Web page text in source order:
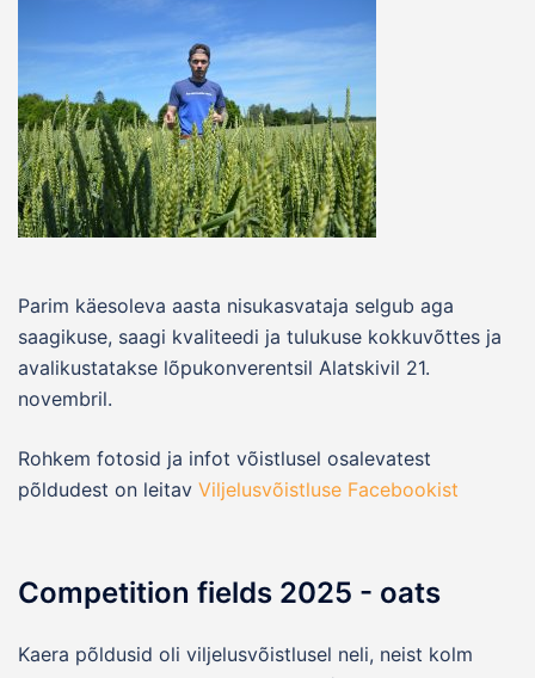
Parim käesoleva aasta nisukasvataja selgub aga
saagikuse, saagi kvaliteedi ja tulukuse kokkuvõttes ja
avalikustatakse lõpukonverentsil Alatskivil 21.
novembril.
Rohkem fotosid ja infot võistlusel osalevatest
põldudest on leitav Viljelusvõistluse Facebookist
Competition fields 2025 - oats
Kaera põldusid oli viljelusvõistlusel neli, neist kolm